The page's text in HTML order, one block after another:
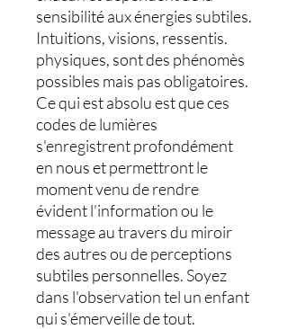
sensibilité aux énergies subtiles.
Intuitions, visions, ressentis.
physiques, sont des phénomès
possibles mais pas obligatoires.
Ce qui est absolu est que ces
codes de lumières
s'enregistrent profondément
en nous et permettront le
moment venu de rendre
évident l'information ou le
message au travers du miroir
des autres ou de perceptions
subtiles personnelles. Soyez
dans l'observation tel un enfant
qui s'émerveille de tout.